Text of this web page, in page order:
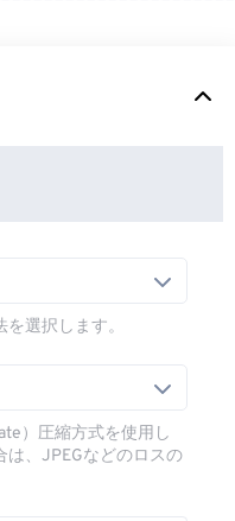
選択します。
）圧縮方式を使用し
は、JPEGなどのロスの